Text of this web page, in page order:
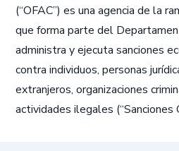
(“OFAC”) es una agencia de la
que forma parte del
administra y ejecuta sanciones
contra individuos, personas
extranjeros, organizaciones
actividades ilegales (“Sanciones